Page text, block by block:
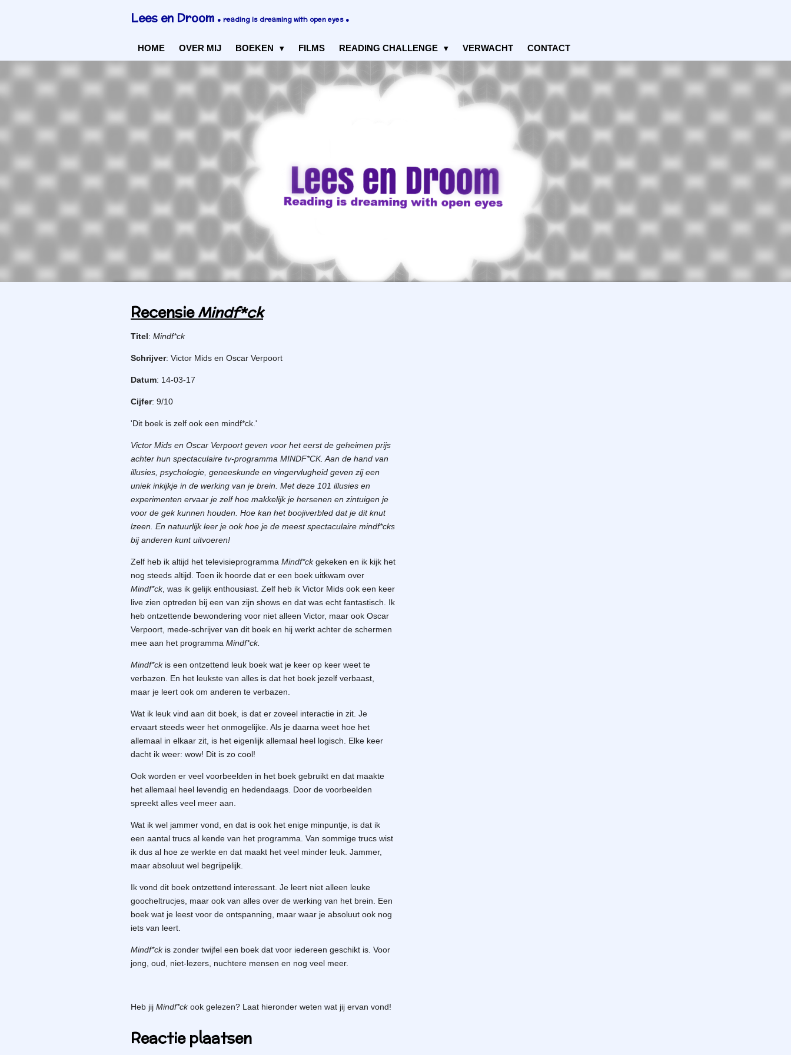
Lees en Droom ● reading is dreaming with open eyes ●
HOME OVER MIJ BOEKEN FILMS READING CHALLENGE VERWACHT CONTACT
RecensieMindf*ck
Titel: Mindf*ck
Schrijver: Victor Mids en Oscar Verpoort
Datum: 14-03-17
Cijfer: 9/10
'Dit boek is zelf ook een mindf*ck.'
Victor Mids en Oscar Verpoort geven voor het eerst de geheimen prijs
achter hun spectaculaire tv-programma MINDF*CK. Aan de hand van
illusies, psychologie, geneeskunde en vingervlugheid geven zij een
uniek inkijkje in de werking van je brein. Met deze 101 illusies en
experimenten ervaar je zelf hoe makkelijk je hersenen en zintuigen je
voor de gek kunnen houden. Hoe kan het boojiverbled dat je dit knut
lzeen. En natuurlijk leer je ook hoe je de meest spectaculaire mindf*cks
bij anderen kunt uitvoeren!
Zelf heb ik altijd het televisieprogramma Mindf*ckgekeken en ik kijk het
nog steeds altijd. Toen ik hoorde dat er een boek uitkwam over
Mindf*ck, was ik gelijk enthousiast. Zelf heb ik Victor Mids ook een keer
live zien optreden bij een van zijn shows en dat was echt fantastisch. Ik
heb ontzettende bewondering voor niet alleen Victor, maar ook Oscar
Verpoort, mede-schrijver van dit boek en hij werkt achter de schermen
mee aan het programma Mindf*ck.
Mindf*ckis een ontzettend leuk boek wat je keer op keer weet te
verbazen. En het leukste van alles is dat het boek jezelf verbaast,
maar je leert ook om anderen te verbazen.
Wat ik leuk vind aan dit boek, is dat er zoveel interactie in zit. Je
ervaart steeds weer het onmogelijke. Als je daarna weet hoe het
allemaal in elkaar zit, is het eigenlijk allemaal heel logisch. Elke keer
dacht ik weer: wow! Dit is zo cool!
Ook worden er veel voorbeelden in het boek gebruikt en dat maakte
het allemaal heel levendig en hedendaags. Door de voorbeelden
spreekt alles veel meer aan.
Wat ik wel jammer vond, en dat is ook het enige minpuntje, is dat ik
een aantal trucs al kende van het programma. Van sommige trucs wist
ik dus al hoe ze werkte en dat maakt het veel minder leuk. Jammer,
maar absoluut wel begrijpelijk.
Ik vond dit boek ontzettend interessant. Je leert niet alleen leuke
goocheltrucjes, maar ook van alles over de werking van het brein. Een
boek wat je leest voor de ontspanning, maar waar je absoluut ook nog
iets van leert.
Mindf*ckis zonder twijfel een boek dat voor iedereen geschikt is. Voor
jong, oud, niet-lezers, nuchtere mensen en nog veel meer.
Heb jij Mindf*ckook gelezen? Laat hieronder weten wat jij ervan vond!
Reactie plaatsen